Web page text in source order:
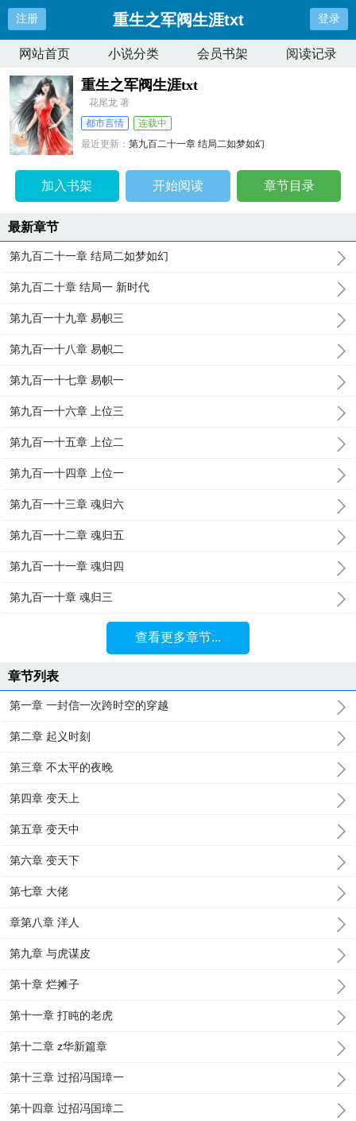
注册 重生之军阀生涯txt 登录
网站首页 小说分类 会员书架 阅读记录
重生之军阀生涯txt
花尾龙 著
都市言情
连载中
最近更新：第九百二十一章 结局二如梦如幻
加入书架 开始阅读 章节目录
最新章节
第九百二十一章 结局二如梦如幻
第九百二十章 结局一 新时代
第九百一十九章 易帜三
第九百一十八章 易帜二
第九百一十七章 易帜一
第九百一十六章 上位三
第九百一十五章 上位二
第九百一十四章 上位一
第九百一十三章 魂归六
第九百一十二章 魂归五
第九百一十一章 魂归四
第九百一十章 魂归三
查看更多章节...
章节列表
第一章 一封信一次跨时空的穿越
第二章 起义时刻
第三章 不太平的夜晚
第四章 变天上
第五章 变天中
第六章 变天下
第七章 大佬
章第八章 洋人
第九章 与虎谋皮
第十章 烂摊子
第十一章 打盹的老虎
第十二章 z华新篇章
第十三章 过招冯国璋一
第十四章 过招冯国璋二